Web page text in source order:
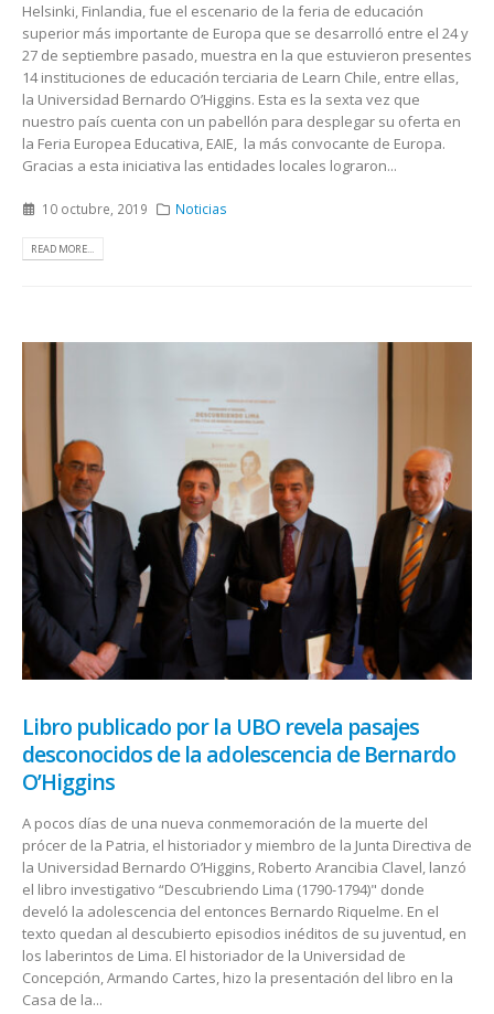
Helsinki, Finlandia, fue el escenario de la feria de educación
superior más importante de Europa que se desarrolló entre el 24 y
27 de septiembre pasado, muestra en la que estuvieron presentes
14 instituciones de educación terciaria de Learn Chile, entre ellas,
la Universidad Bernardo O’Higgins. Esta es la sexta vez que
nuestro país cuenta con un pabellón para desplegar su oferta en
la Feria Europea Educativa, EAIE, la más convocante de Europa.
Gracias a esta iniciativa las entidades locales lograron...
10 octubre, 2019 Noticias
READ MORE...
Libro publicado por la UBO revela pasajes
desconocidos de la adolescencia de Bernardo
O’Higgins
A pocos días de una nueva conmemoración de la muerte del
prócer de la Patria, el historiador y miembro de la Junta Directiva de
la Universidad Bernardo O’Higgins, Roberto Arancibia Clavel, lanzó
el libro investigativo “Descubriendo Lima (1790-1794)" donde
develó la adolescencia del entonces Bernardo Riquelme. En el
texto quedan al descubierto episodios inéditos de su juventud, en
los laberintos de Lima. El historiador de la Universidad de
Concepción, Armando Cartes, hizo la presentación del libro en la
Casa de la...